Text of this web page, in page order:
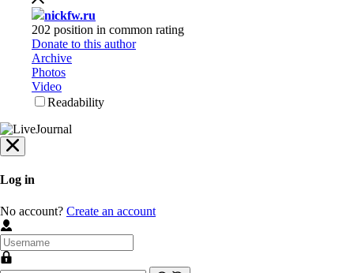
nickfw.ru
202 position in common rating
Donate to this author
Archive
Photos
Video
Readability
Log in
No account? Create an account